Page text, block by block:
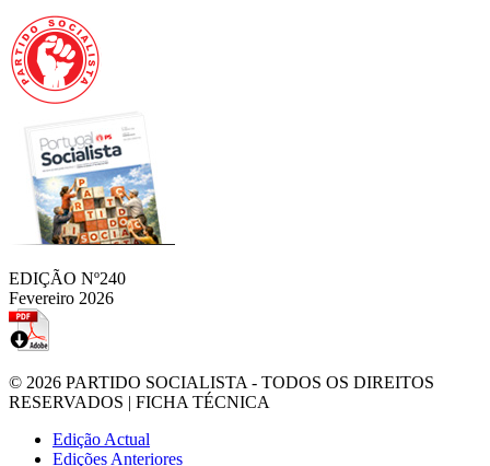
EDIÇÃO Nº240
Fevereiro 2026
© 2026 PARTIDO SOCIALISTA - TODOS OS DIREITOS
RESERVADOS | FICHA TÉCNICA
Edição Actual
Edições Anteriores